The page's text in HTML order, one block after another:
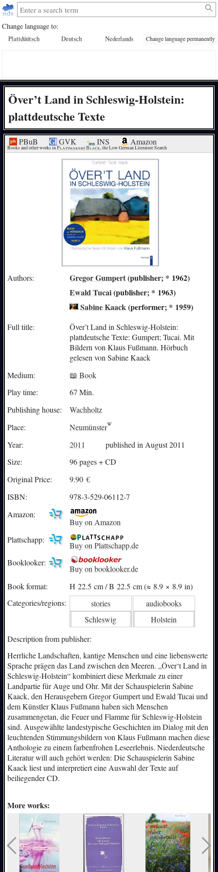
Change language to:
Plattdüütsch Deutsch Nederlands Change language permanently
Över’t Land in Schleswig-Holstein:
plattdeutsche Texte
PBuB GVK INS Amazon
Books and other works in Plattmakers Black, the Low German Literature Search
Authors: Gregor Gumpert(publisher; * 1962)
Ewald Tucai(publisher; * 1963)
Sabine Kaack (performer; * 1959)
Full title:
Över’t Land in Schleswig-Holstein:
plattdeutsche Texte: Gumpert; Tucai. Mit
Bildern von Klaus Fußmann. Hörbuch
gelesen von Sabine Kaack
Medium:
📖 Book
Play time:
67 Min.
Publishing house:
Wachholtz
Place:
Neumünster
Year:
2011
published in August 2011
Size:
96 pages + CD
Original Price:
9.90 €
ISBN:
978-3-529-06112-7
Amazon:
Buy on Amazon
Plattschapp:
Buy on Plattschapp.de
Booklooker:
Buy on booklooker.de
Book format:
H 22.5 cm / B 22.5 cm (≈ 8.9 × 8.9 in)
Categories/regions: stories
audiobooks
Schleswig
Holstein
Description from publisher:
Herrliche Landschaften, kantige Menschen und eine liebenswerte
Sprache prägen das Land zwischen den Meeren. „Över‘t Land in
Schleswig-Holstein“ kombiniert diese Merkmale zu einer
Landpartie für Auge und Ohr. Mit der Schauspielerin Sabine
Kaack, den Herausgebern Gregor Gumpert und Ewald Tucai und
dem Künstler Klaus Fußmann haben sich Menschen
zusammengetan, die Feuer und Flamme für Schleswig-Holstein
sind. Ausgewählte landestypische Geschichten im Dialog mit den
leuchtenden Stimmungsbildern von Klaus Fußmann machen diese
Anthologie zu einem farbenfrohen Leseerlebnis. Niederdeutsche
Literatur will auch gehört werden: Die Schauspielerin Sabine
Kaack liest und interpretiert eine Auswahl der Texte auf
beiliegender CD.
More works: